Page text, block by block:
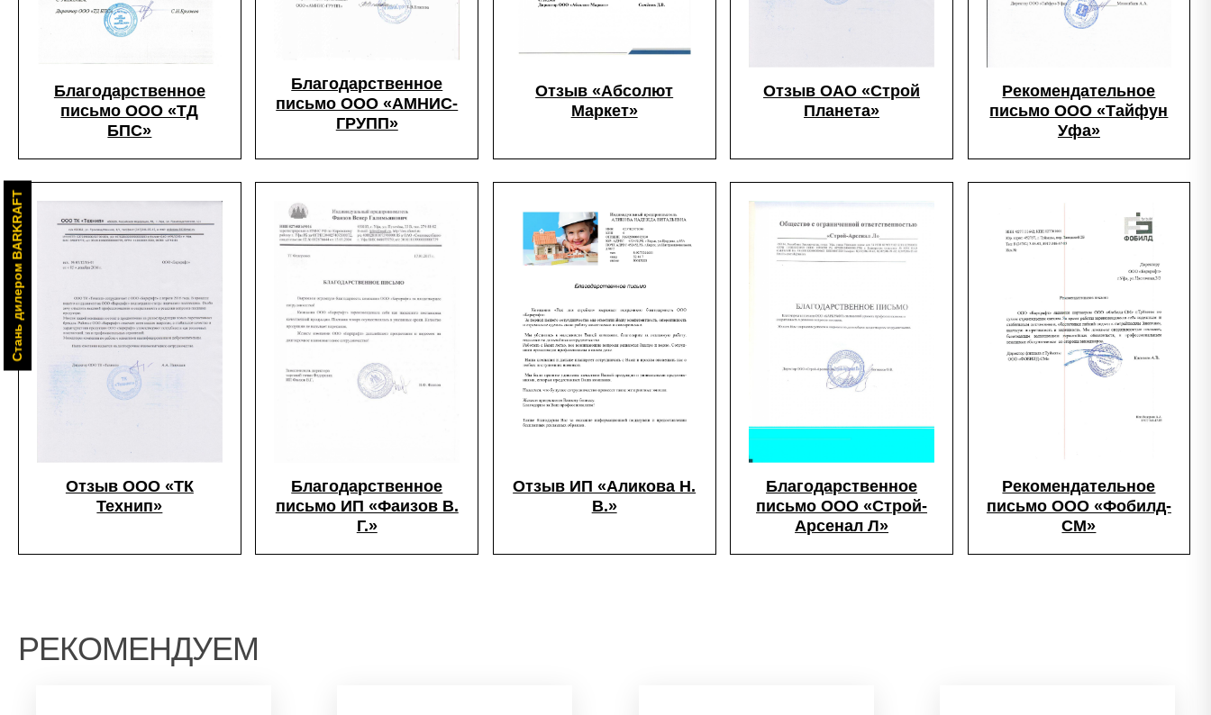
Стань дилером BARKRAFT
Благодарственное
письмо ООО «ТД
БПС»
Благодарственное
письмо ООО «АМНИС-
ГРУПП»
Отзыв «Абсолют
Маркет»
Отзыв ОАО «Строй
Планета»
Рекомендательное
письмо ООО «Тайфун
Уфа»
Отзыв ООО «ТК
Технип»
Благодарственное
письмо ИП «Фаизов В.
Г.»
Отзыв ИП «Аликова Н.
В.»
Благодарственное
письмо ООО «Строй-
Арсенал Л»
Рекомендательное
письмо ООО «Фобилд-
СМ»
РЕКОМЕНДУЕМ